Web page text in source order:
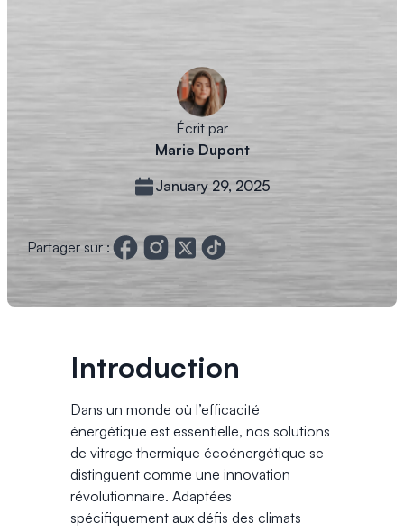
Écrit par
Marie Dupont
January 29, 2025
Partager sur :
Introduction
Dans un monde où l’efficacité
énergétique est essentielle, nos solutions
de vitrage thermique écoénergétique se
distinguent comme une innovation
révolutionnaire. Adaptées
spécifiquement aux défis des climats